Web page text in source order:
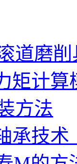
道磨
矩计算
方法
承技术